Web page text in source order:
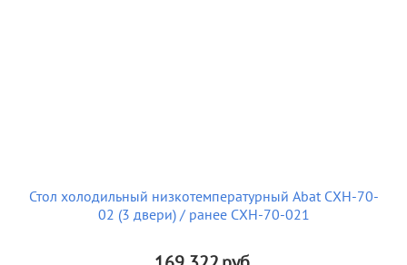
Стол холодильный низкотемпературный Abat СХН-70-
02 (3 двери) / ранее СХН-70-021